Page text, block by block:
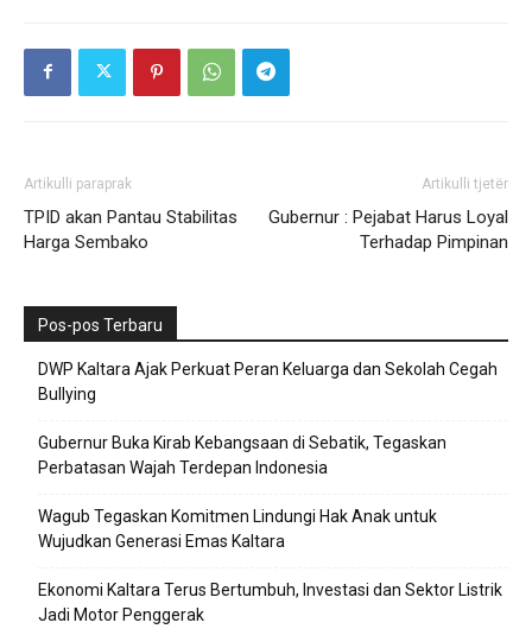
Artikulli paraprak
TPID akan Pantau Stabilitas
Harga Sembako
Artikulli tjetër
Gubernur : Pejabat Harus Loyal
Terhadap Pimpinan
Pos-pos Terbaru
DWP Kaltara Ajak Perkuat Peran Keluarga dan Sekolah Cegah
Bullying
Gubernur Buka Kirab Kebangsaan di Sebatik, Tegaskan
Perbatasan Wajah Terdepan Indonesia
Wagub Tegaskan Komitmen Lindungi Hak Anak untuk
Wujudkan Generasi Emas Kaltara
Ekonomi Kaltara Terus Bertumbuh, Investasi dan Sektor Listrik
Jadi Motor Penggerak